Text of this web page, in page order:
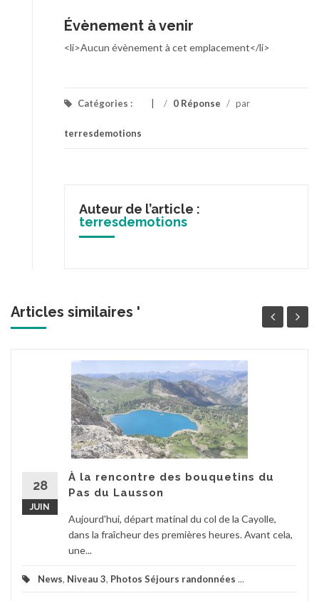
Évènement à venir
<li>Aucun évènement à cet emplacement</li>
Catégories : / 0 Réponse / par
terresdemotions
Auteur de l’article :
terresdemotions
Articles similaires '
28
JUIN
À la rencontre des bouquetins du
Pas du Lausson
Aujourd'hui, départ matinal du col de la Cayolle,
dans la fraîcheur des premières heures. Avant cela,
une...
News, Niveau 3, Photos Séjours randonnées ...